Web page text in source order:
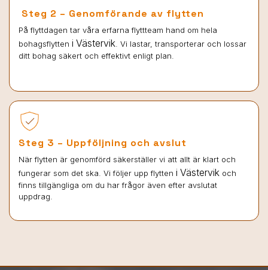
Steg 2 – Genomförande av flytten
På flyttdagen tar våra erfarna flyttteam hand om hela
bohagsflytten i Västervik . Vi lastar, transporterar och lossar
ditt bohag säkert och effektivt enligt plan.
Steg 3 – Uppföljning och avslut
När flytten är genomförd säkerställer vi att allt är klart och
fungerar som det ska. Vi följer upp flytten i Västervik och
finns tillgängliga om du har frågor även efter avslutat
uppdrag.